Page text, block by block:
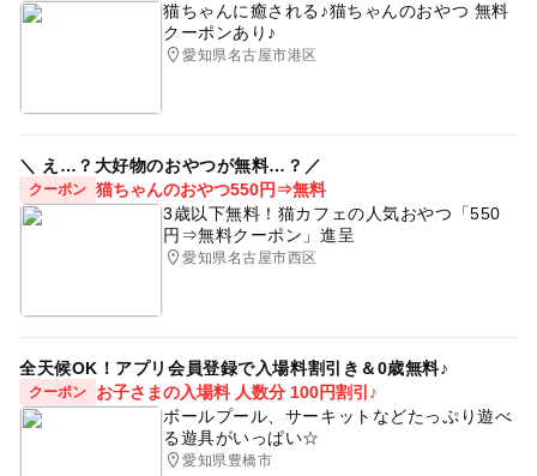
開催場所の詳細住所についてはご予約完了時にご案内させ
応募方法
メールアドレス：sayuki_0922x@yahoo.co.jp もしくはお
ひるねアートLINE公式アカウント→@wvi6802i からお願
いいたします。
その際①ママのお名前②お子様のお名前(フリガナ)③お子
を入力の上送信お願いいたします。
予約ページ
予約はこちらから
守って頂けていない方はお越し頂いてもご参加頂けない場
合がありますのでよくお読みください。
記念 プレゼント 贈り物 お昼寝アート
体験 写真 衣装レンタル
100日祝い 生後100日 100日記念
手作り 記念写真 バースデーフォト 撮影会
ベビーフォト撮影会 アニバーサリー
瀬戸市 名東区 千種区 ベビー撮影会
男の子ママ 男の子ベビー
猫ちゃんに癒される♪猫ちゃんのおやつ 無料
クーポンあり♪
愛知県名古屋市港区
＼ え…？大好物のおやつが無料…？／
クーポン 猫ちゃんのおやつ550円⇒無料
3歳以下無料！猫カフェの人気おやつ「550
円⇒無料クーポン」進呈
愛知県名古屋市西区
全天候OK！アプリ会員登録で入場料割引き＆0歳無料♪
クーポン
お子さまの入場料 人数分 100円割引♪
ボールプール、サーキットなどたっぷり遊べ
る遊具がいっぱい☆
愛知県豊橋市